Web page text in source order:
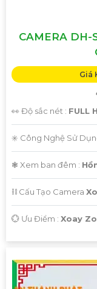
CAMERA DH-
Giá
👀 Độ sắc nét : FULL
✳️ Công Nghệ Sử
❃ Xem ban đêm :
⛓ Cấu Tạo Camera
️💮 Ưu Điểm : Xoay